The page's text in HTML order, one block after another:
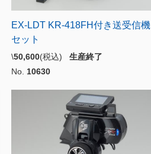
EX-LDT KR-418FH付き送受信機
セット
\50,600(税込) 生産終了
No. 10630